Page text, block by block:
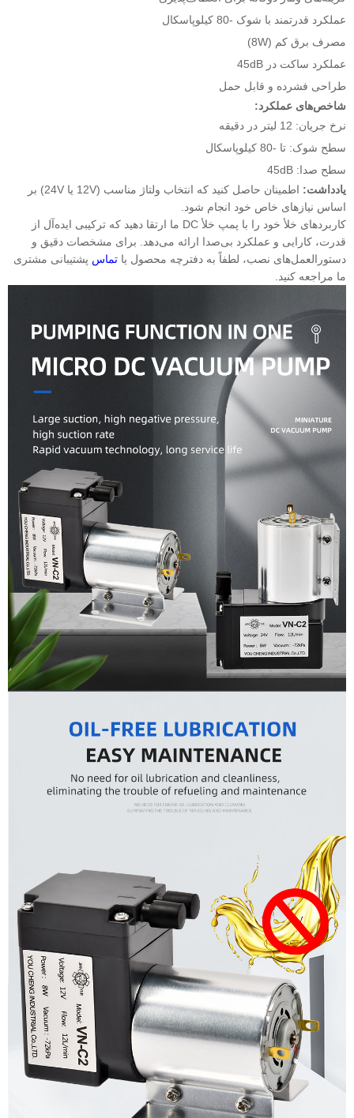
عملکرد قدرتمند با شوک -80 کیلوپاسکال
مصرف برق کم (8W)
عملکرد ساکت در 45dB
طراحی فشرده و قابل حمل
شاخص‌های عملکرد:
نرخ جریان: 12 لیتر در دقیقه
سطح شوک: تا -80 کیلوپاسکال
سطح صدا: 45dB
یادداشت:
اطمینان حاصل کنید که انتخاب ولتاژ مناسب (12V یا 24V) بر
اساس نیازهای خاص خود انجام شود.
کاربردهای خلأ خود را با پمپ خلأ DC ما ارتقا دهید که ترکیبی ایده‌آل از
قدرت، کارایی و عملکرد بی‌صدا ارائه می‌دهد. برای مشخصات دقیق و
دستورالعمل‌های نصب، لطفاً به دفترچه محصول یا تماس پشتیبانی مشتری
ما مراجعه کنید.